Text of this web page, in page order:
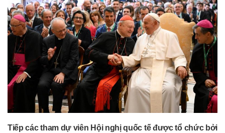
Tiếp các tham dự viên Hội nghị quốc tế được tổ chức bởi